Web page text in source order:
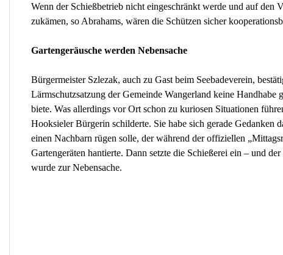
Wenn der Schießbetrieb nicht eingeschränkt werde und auf den
zukämen, so Abrahams, wären die Schützen sicher
Gartengeräusche werden Nebensache
Bürgermeister Szlezak, auch zu Gast beim Seebadeverein,
Lärmschutzsatzung der Gemeinde Wangerland keine Handhabe
biete. Was allerdings vor Ort schon zu kuriosen Situationen
Hooksieler Bürgerin schilderte. Sie habe sich gerade Gedanken
einen Nachbarn rügen solle, der während der offiziellen
Gartengeräten hantierte. Dann setzte die Schießerei ein – und
wurde zur Nebensache.